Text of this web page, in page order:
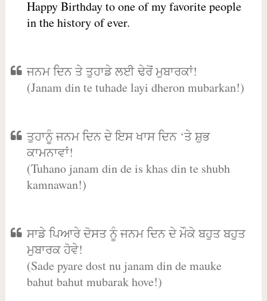
Happy Birthday to one of my favorite people
in the history of ever.
ਜਨਮ ਦਿਨ ਤੇ ਤੁਹਾਡੇ ਲਈ ਢੇਰੋਂ ਮੁਬਾਰਕਾਂ!
(Janam din te tuhade layi dheron mubarkan!)
ਤੁਹਾਨੂੰ ਜਨਮ ਦਿਨ ਦੇ ਇਸ ਖਾਸ ਦਿਨ ‘ਤੇ ਸ਼ੁਭ
ਕਾਮਨਾਵਾਂ!
(Tuhano janam din de is khas din te shubh
kamnawan!)
ਸਾਡੇ ਪਿਆਰੇ ਦੋਸਤ ਨੂੰ ਜਨਮ ਦਿਨ ਦੇ ਮੌਕੇ ਬਹੁਤ ਬਹੁਤ
ਮੁਬਾਰਕ ਹੋਵੇ!
(Sade pyare dost nu janam din de mauke
bahut bahut mubarak hove!)